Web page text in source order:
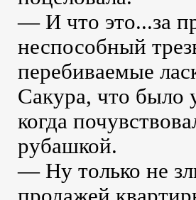
— И что это...за
неспособный
перебиваемые
Сакура, что было
когда
рубашкой.
— Ну только не